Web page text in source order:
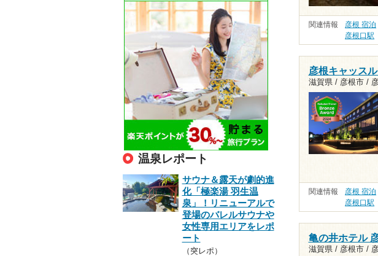
関連情報 彦根 宿泊
彦根口駅
彦根キャッス
滋賀県 / 彦根市 /
関連情報 彦根 宿泊
彦根口駅
亀の井ホテル
滋賀県 / 彦根市 /
温泉レポート
サウナ＆露天が劇的進
化「極楽湯 羽生温
泉」！リニューアルで
登場のバレルサウナや
女性専用エリアをレポ
ート
（突レポ）